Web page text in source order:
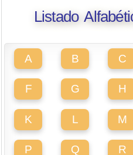
Listado
A B C
F G H
K L M
P Q R